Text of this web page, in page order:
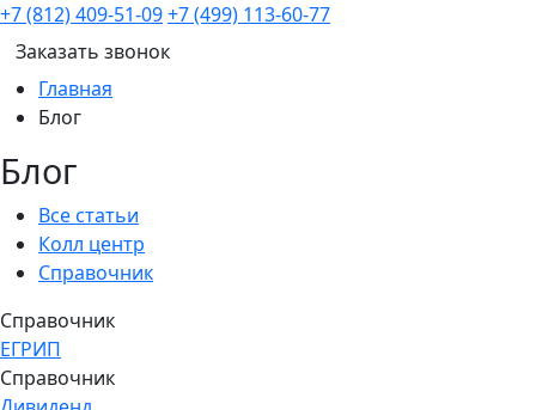
+7 (812) 409-51-09+7 (499) 113-60-77
Заказать звонок
Главная
Блог
Блог
Все статьи
Колл центр
Справочник
Справочник
ЕГРИП
Справочник